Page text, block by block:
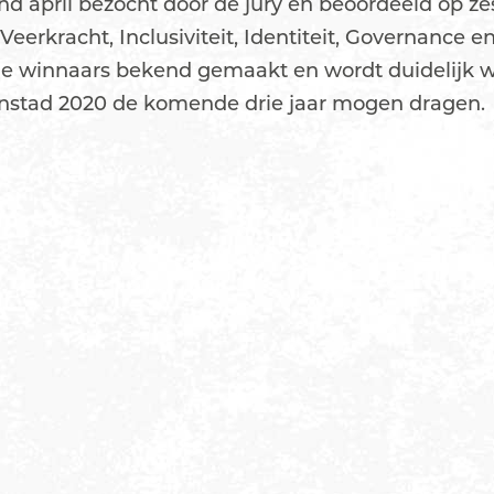
Inclusiviteit, Identiteit, Governance
winnaars bekend gemaakt en wordt duidelijk
2020 de komende drie jaar mogen dragen.